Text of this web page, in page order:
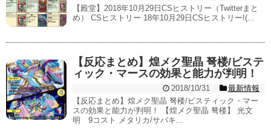
【殿堂】2018年10月29日CSヒストリー（Twitterまと
め） CSヒストリー 18年10月29日CSヒストリー!(...
【反応まとめ】煌メク聖晶 弩楼/ビステ
ィック・マースの効果と能力が判明！
2018/10/31
最新情報
【反応まとめ】煌メク聖晶 弩楼/ビスティック・マー
スの効果と能力が判明！ 【煌メク聖晶 弩楼】 光文
明 9コスト メタリカ/サバキ...